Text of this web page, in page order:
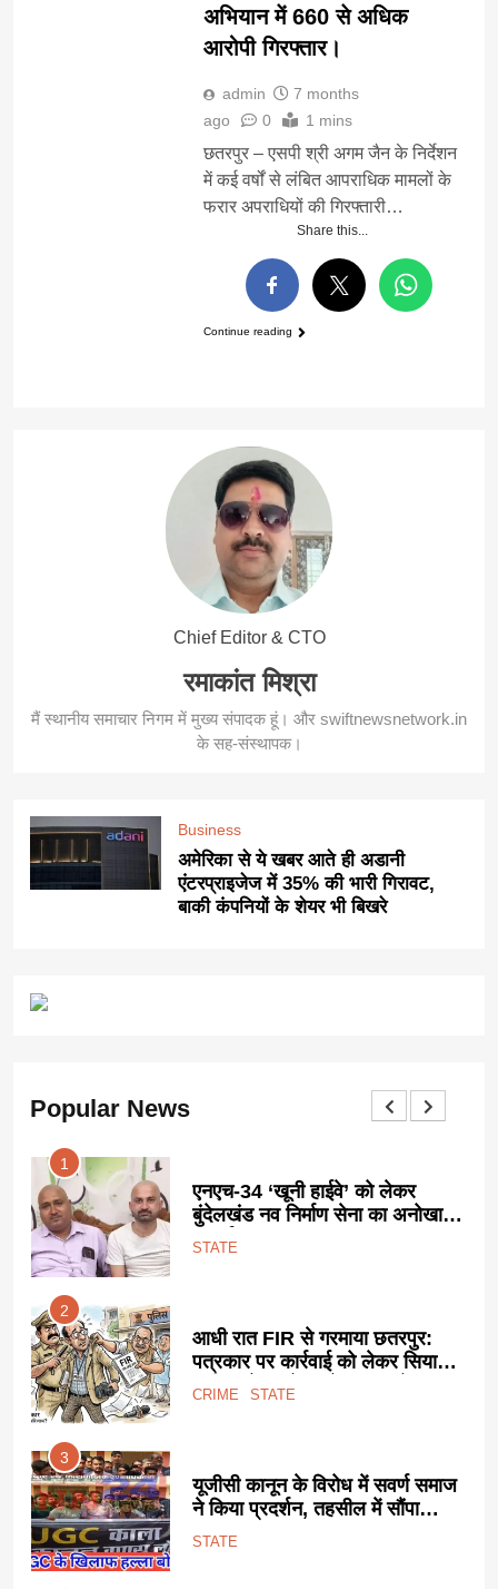
Chief Editor & CTO
रमाकांत मिश्रा
मैं स्थानीय समाचार निगम में मुख्य संपादक हूं। और swiftnewsnetwork.in
के सह-संस्थापक।
Business
अमेरिका से ये खबर आते ही अडानी
एंटरप्राइजेज में 35% की भारी गिरावट,
बाकी कंपनियों के शेयर भी बिखरे
Popular News
1
एनएच-34 ‘खूनी हाईवे’ को लेकर
बुंदेलखंड नव निर्माण सेना का अनोखा
प्रदर्शन:
STATE
2
आधी रात FIR से गरमाया छतरपुर:
पत्रकार पर कार्रवाई को लेकर सियासी
साजिश के आरोप, प्रेस जगत में
CRIME STATE
3
यूजीसी कानून के विरोध में सवर्ण समाज
ने किया प्रदर्शन, तहसील में सौंपा
ज्ञापन।
STATE
अभियान में 660 से अधिक
आरोपी गिरफ्तार।
admin
7 months
ago
0 1 mins
छतरपुर – एसपी श्री अगम जैन के निर्देशन
में कई वर्षों से लंबित आपराधिक मामलों के
फरार अपराधियों की गिरफ्तारी…
Share this...
Continue reading